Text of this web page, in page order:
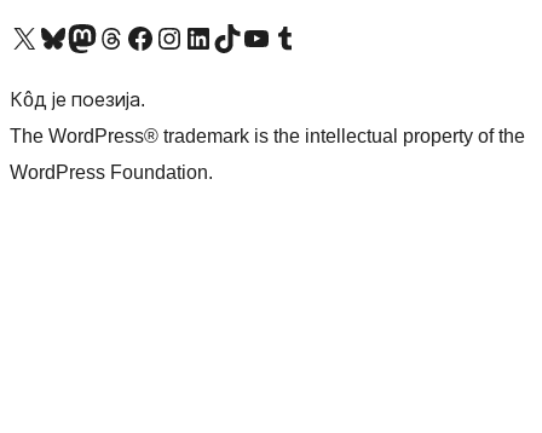
Visit our X (formerly Twitter) account
Посетите наш Bluesky налог
Visit our Mastodon account
Посетите наш налог на Threads-у Visit our Facebook pageПосетите наш Инстаграм налог
Visit our LinkedIn account
Посетите наш TikTok налог
Visit our YouTube channel
Посетите наш Tumblr налог
Кôд је поезија.
The WordPress® trademark is the intellectual property of the
WordPress Foundation.